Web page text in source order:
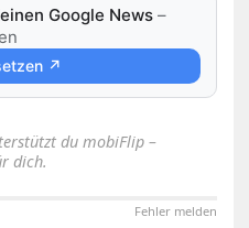
Google News –
↗
du mobiFlip –
dich.
Fehler melden